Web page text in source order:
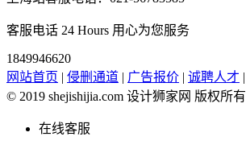
客服电话 24 Hours 用心为您服务
1849946620
网站首页 | 侵删通道 | 广告报价 | 诚聘人才 |
© 2019 shejishijia.com 设计狮家网 版权所有
在线客服